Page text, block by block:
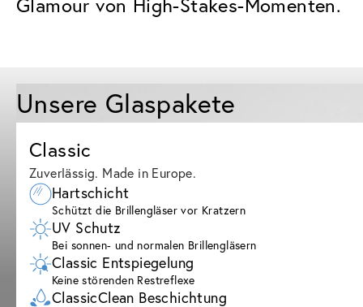
Unsere Glaspakete
Classic
Zuverlässig. Made in Europe.
Hartschicht
Schützt die Brillengläser vor Kratzern
UV Schutz
Bei sonnen- und normalen Brillengläsern
Classic Entspiegelung
Keine störenden Restreflexe
ClassicClean Beschichtung